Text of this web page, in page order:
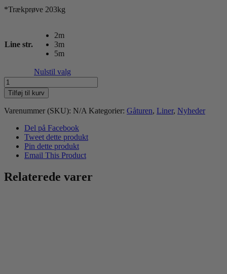
*Trækprøve 203kg
Line str.
2m
3m
5m
Nulstil valg
Walk'it
Anti-
slip
Pink
uden
håndtag
antal
Tilføj til kurv
Varenummer (SKU): N/A Kategorier: Gåturen, Liner, Nyheder
Del på Facebook
Tweet dette produkt
Pin dette produkt
Email This Product
Relaterede varer